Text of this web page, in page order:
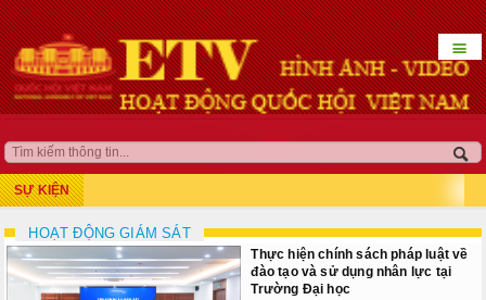
QUỐC HỘI KHÓA XV
Kỳ họp bất thường lần thứ 5
☰
SỰ KIỆN
HOẠT ĐỘNG GIÁM SÁT
Thực hiện chính sách pháp luật về
đào tạo và sử dụng nhân lực tại
Trường Đại học